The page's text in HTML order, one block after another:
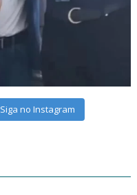
Siga no Instagram